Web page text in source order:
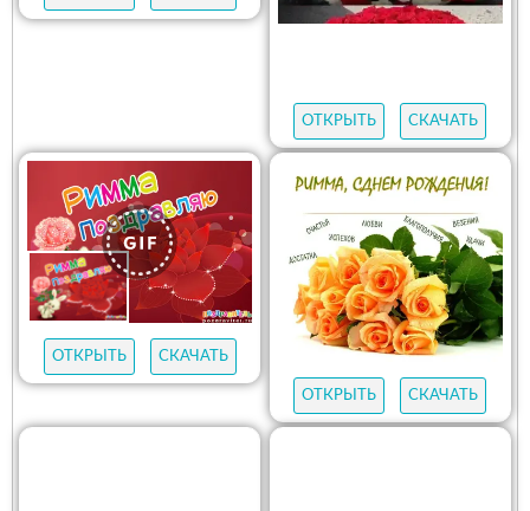
ОТКРЫТЬ СКАЧАТЬ
ОТКРЫТЬ СКАЧАТЬ
ОТКРЫТЬ СКАЧАТЬ